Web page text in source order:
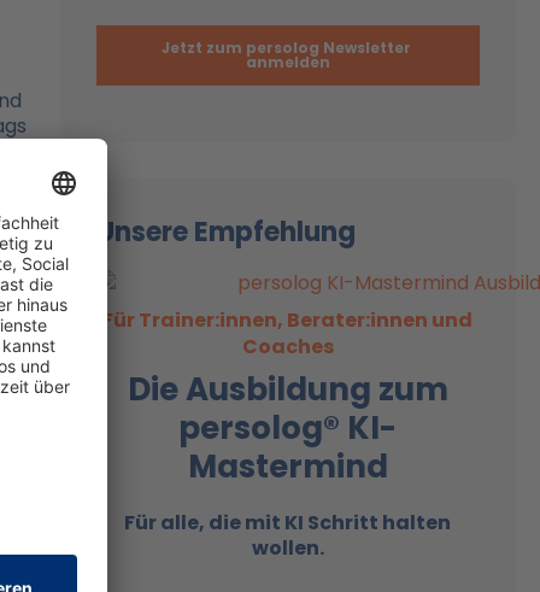
Unsere Empfehlung
Für Trainer:innen, Berater:innen und
Coaches
Die Ausbildung zum
persolog® KI-
Mastermind
Für alle, die mit KI Schritt halten
wollen.